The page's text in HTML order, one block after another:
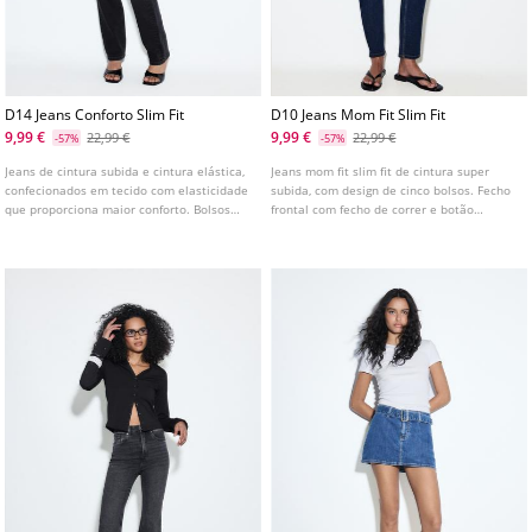
D14 Jeans Conforto Slim Fit
9,99 €
-57% 22,99 €
Jeans de cintura subida e cintura elástica,
confecionados em tecido com elasticidade
que proporciona maior conforto. Bolsos
tornozelo. Disponível em várias cores.
D10 Jeans Mom Fit Slim Fit
9,99 €
-57% 22,99 €
Jeans mom fit slim fit de cintura super
subida, com design de cinco bolsos. Fecho
frontal com fecho de correr e botão